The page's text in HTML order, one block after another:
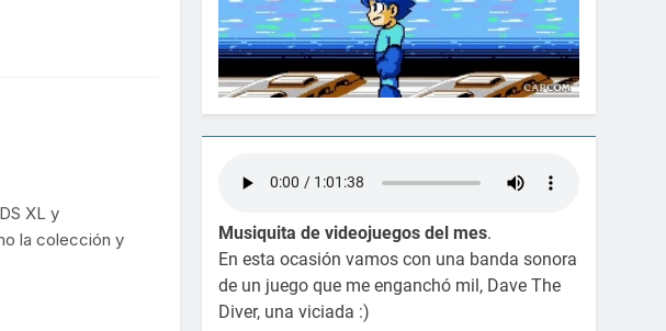
XL y
la colección y
Musiquita de videojuegos del mes.
En esta ocasión vamos con una banda sonora
de un juego que me enganchó mil, Dave The
Diver, una viciada :)